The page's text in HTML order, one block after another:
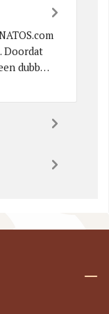
Doordat
dubb…